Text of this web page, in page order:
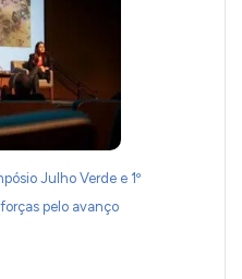
Julho Verde e 1º
pelo avanço